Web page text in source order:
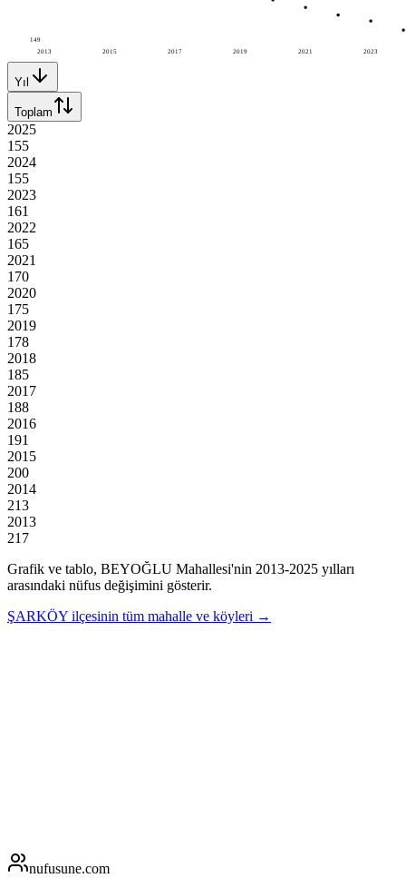
2013 2015 2017 2019 2021 2023
149
Yıl
Toplam
2025
155
2024
155
2023
161
2022
165
2021
170
2020
175
2019
178
2018
185
2017
188
2016
191
2015
200
2014
213
2013
217
Grafik ve tablo, BEYOĞLU Mahallesi'nin 2013-2025 yılları
arasındaki nüfus değişimini gösterir.
ŞARKÖY ilçesinin tüm mahalle ve köyleri →
nufusune.com